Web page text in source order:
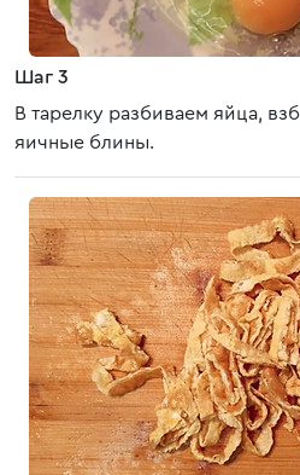
Шаг 3
В тарелку разбиваем яйца,
яичные блины.